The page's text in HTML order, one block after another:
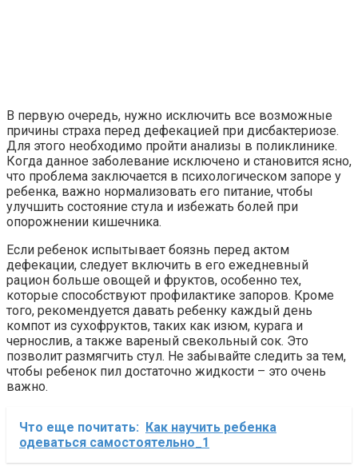
В первую очередь, нужно исключить все возможные
причины страха перед дефекацией при дисбактериозе.
Для этого необходимо пройти анализы в поликлинике.
Когда данное заболевание исключено и становится ясно,
что проблема заключается в психологическом запоре у
ребенка, важно нормализовать его питание, чтобы
улучшить состояние стула и избежать болей при
опорожнении кишечника.
Если ребенок испытывает боязнь перед актом
дефекации, следует включить в его ежедневный
рацион больше овощей и фруктов, особенно тех,
которые способствуют профилактике запоров. Кроме
того, рекомендуется давать ребенку каждый день
компот из сухофруктов, таких как изюм, курага и
чернослив, а также вареный свекольный сок. Это
позволит размягчить стул. Не забывайте следить за тем,
чтобы ребенок пил достаточно жидкости – это очень
важно.
Что еще почитать:
Как научить ребенка
одеваться самостоятельно_1